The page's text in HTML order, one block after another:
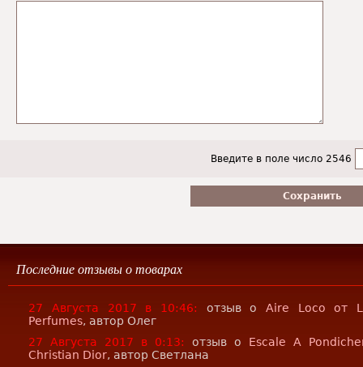
Введите в поле число 2546
Последние отзывы о товарах
27 Августа 2017 в 10:46: отзыв оAire Loco от
Perfumes, автор Олег
27 Августа 2017 в 0:13:
отзыв о Escale A
Christian Dior, автор Светлана